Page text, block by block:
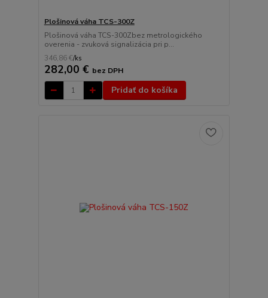
Plošinová váha TCS-300Z
Plošinová váha TCS-300Zbez metrologického
overenia - zvuková signalizácia pri p...
346,86 €/ks
282,00 € bez DPH
Pridať do košíka